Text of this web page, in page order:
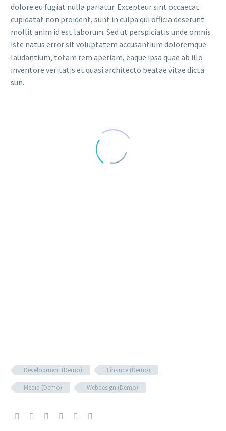
dolore eu fugiat nulla pariatur. Excepteur sint occaecat
cupidatat non proident, sunt in culpa qui officia deserunt
mollit anim id est laborum. Sed ut perspiciatis unde omnis
iste natus error sit voluptatem accusantium doloremque
laudantium, totam rem aperiam, eaque ipsa quae ab illo
inventore veritatis et quasi architecto beatae vitae dicta
sun.
Development (Demo)
Finance (Demo)
Media (Demo)
Webdesign (Demo)